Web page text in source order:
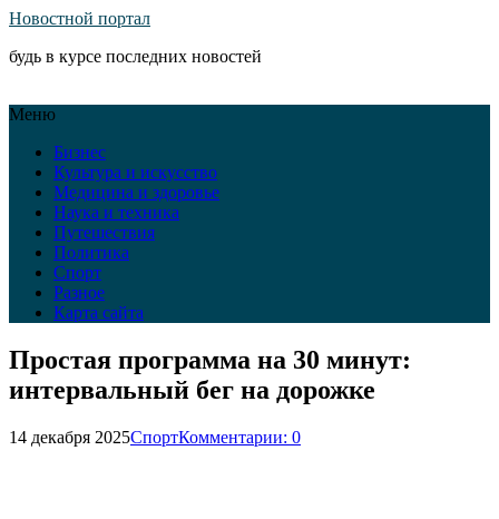
Новостной портал
будь в курсе последних новостей
Меню
Бизнес
Культура и искусство
Медицина и здоровье
Наука и техника
Путешествия
Политика
Спорт
Разное
Карта сайта
Простая программа на 30 минут:
интервальный бег на дорожке
14 декабря 2025СпортКомментарии: 0